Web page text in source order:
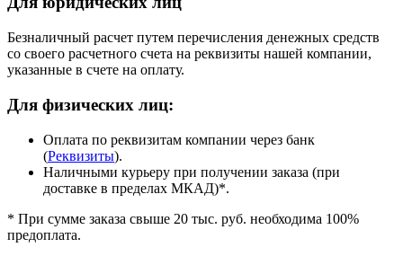
Безналичный расчет путем перечисления денежных средств
со своего расчетного счета на реквизиты нашей компании,
указанные в счете на оплату.
Для физических лиц:
Оплата по реквизитам компании через банк
(Реквизиты).
Наличными курьеру при получении заказа (при
доставке в пределах МКАД)*.
* При сумме заказа свыше 20 тыс. руб. необходима 100%
предоплата.